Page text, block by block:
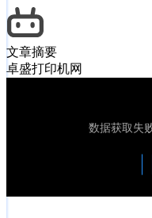
文章摘要
卓盛打印机网